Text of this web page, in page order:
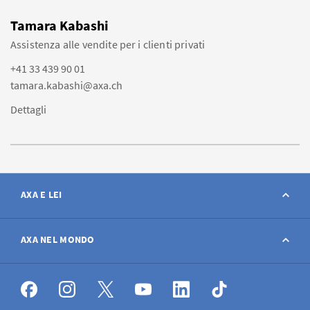
Tamara Kabashi
Assistenza alle vendite per i clienti privati
+41 33 439 90 01
tamara.kabashi@axa.ch
Dettagli
AXA E LEI
Contatto
Avviso sinistro
AXA NEL MONDO
AXA nel mondo